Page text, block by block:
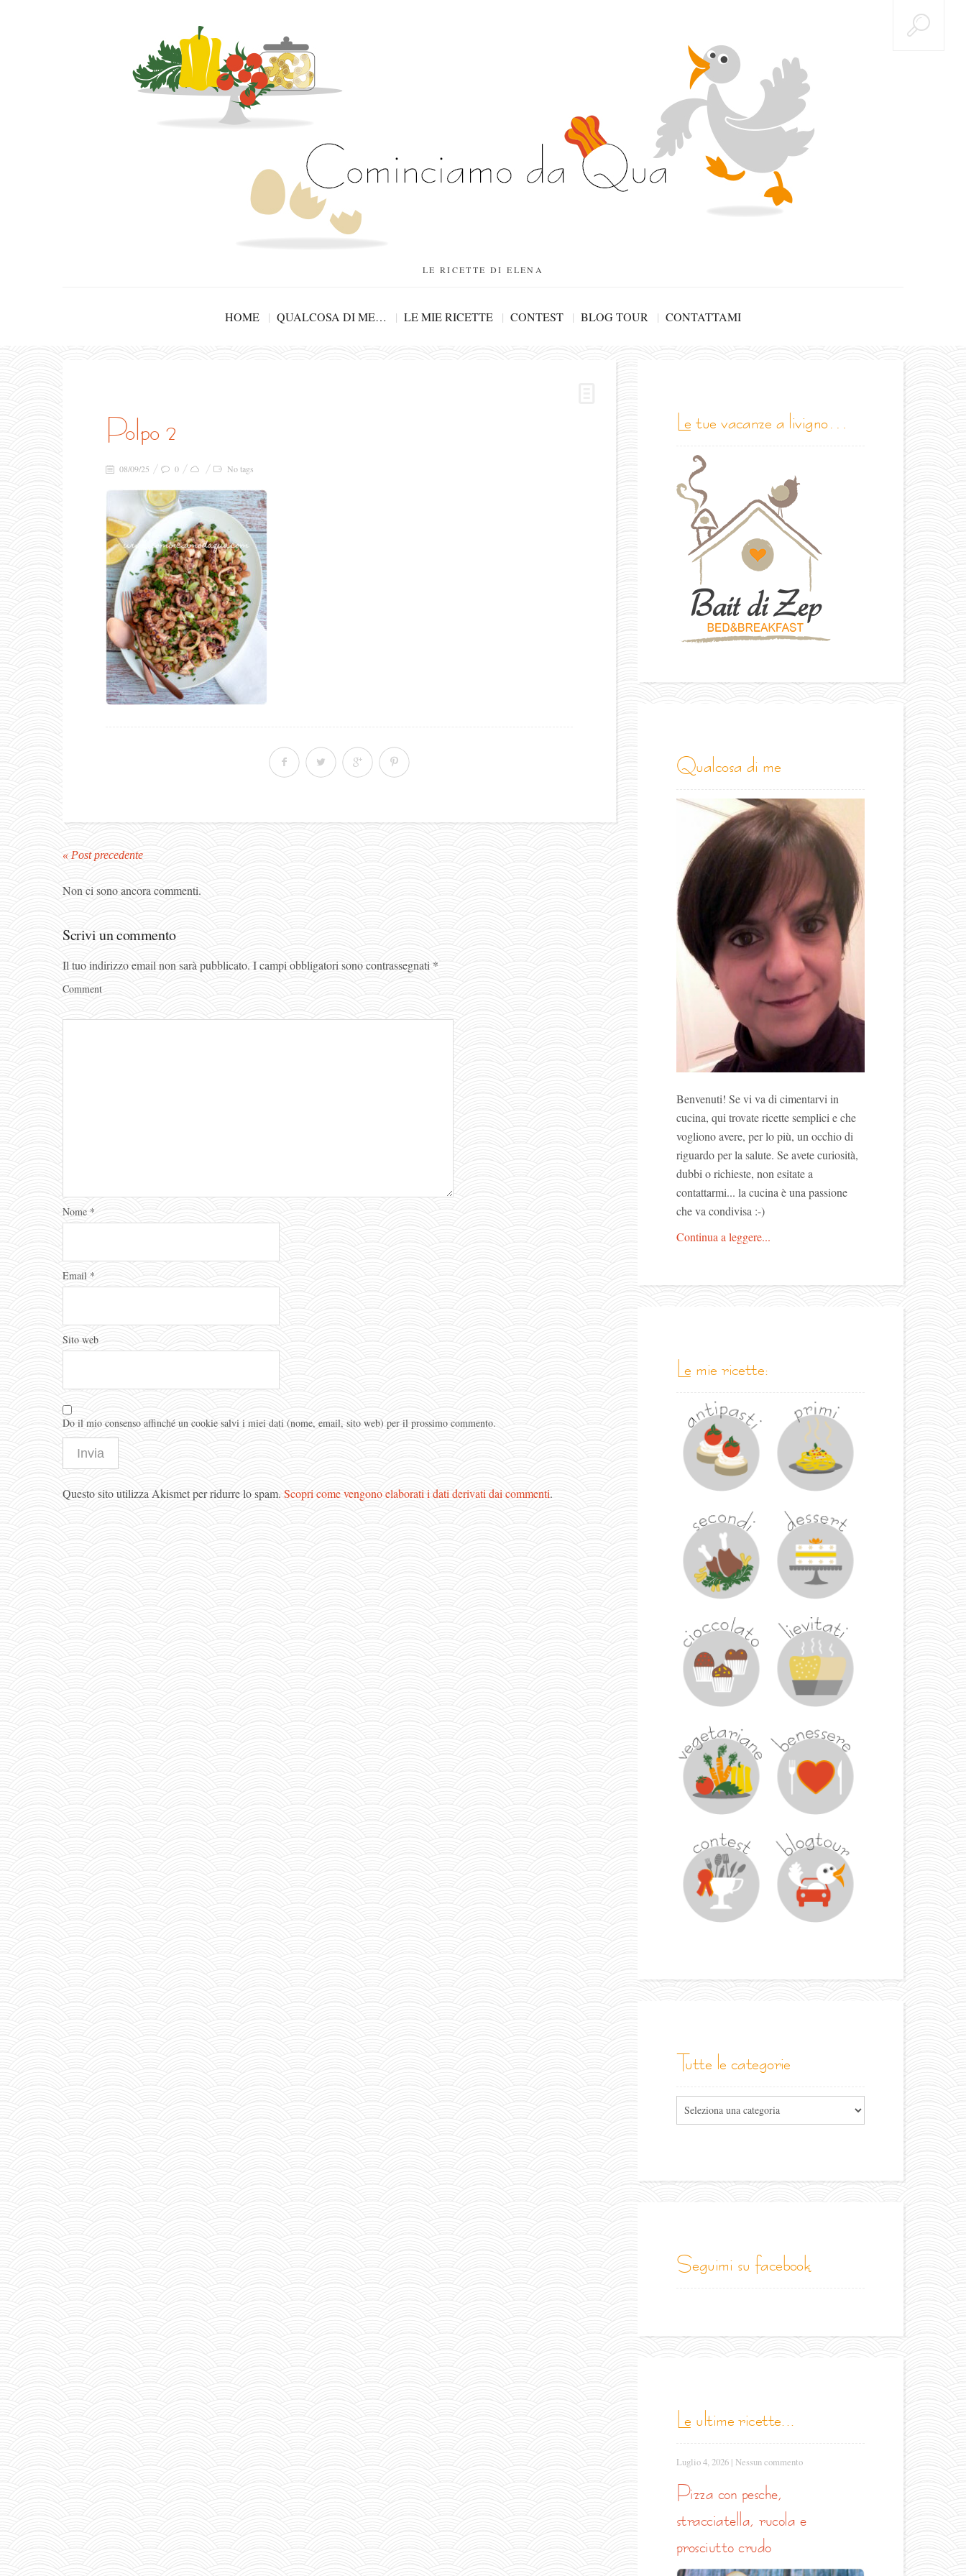
LE RICETTE DI ELENA
HOME QUALCOSA DI ME… LE MIE RICETTE CONTEST BLOG TOUR CONTATTAMI
polpo 2
08/09/25 0 No tags
« Post precedente
Non ci sono ancora commenti.
Scrivi un commento
Il tuo indirizzo email non sarà pubblicato. I campi obbligatori sono contrassegnati *
Comment
Nome *
Email *
Sito web
Do il mio consenso affinché un cookie salvi i miei dati (nome, email, sito web) per il prossimo commento.
Questo sito utilizza Akismet per ridurre lo spam. Scopri come vengono elaborati i dati derivati dai commenti.
le tue vacanze a livigno…
qualcosa di me
Benvenuti! Se vi va di cimentarvi in
cucina, qui trovate ricette semplici e che
vogliono avere, per lo più, un occhio di
riguardo per la salute. Se avete curiosità,
dubbi o richieste, non esitate a
contattarmi... la cucina è una passione
che va condivisa :-)
Continua a leggere...
le mie ricette:
tutte le categorie
seguimi su facebook
le ultime ricette...
Luglio 4, 2026 | Nessun commento
pizza con pesche,
stracciatella, rucola e
prosciutto crudo